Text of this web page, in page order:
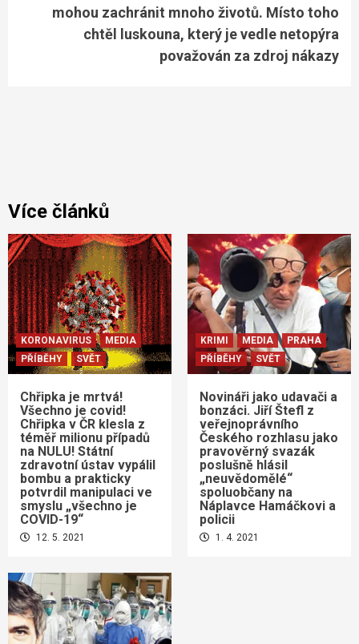
mohou zachránit mnoho životů. Místo toho
chtěl luskouna, který je vedle netopýra
považován za zdroj nákazy
Více článků
KORONAVIRUS
MEDIA
PŘÍBĚHY
SVĚT
Chřipka je mrtvá!
Všechno je covid!
Chřipka v ČR klesla z
téměř milionu případů
na NULU! Státní
zdravotní ústav vypálil
bombu a prakticky
potvrdil manipulaci ve
smyslu „všechno je
COVID-19“
12. 5. 2021
KRIMI MEDIA
PRAHA
PŘÍBĚHY
SVĚT
Novináři jako udavači a
bonzáci. Jiří Štefl z
veřejnoprávního
Českého rozhlasu jako
pravověrný svazák
poslušně hlásil
„neuvědomělé“
spoluobčany na
Náplavce Hamáčkovi a
policii
1. 4. 2021